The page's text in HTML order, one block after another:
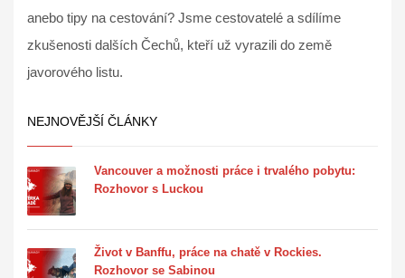
anebo tipy na cestování? Jsme cestovatelé a sdílíme
zkušenosti dalších Čechů, kteří už vyrazili do země
javorového listu.
NEJNOVĚJŠÍ ČLÁNKY
Vancouver a možnosti práce i trvalého pobytu:
Rozhovor s Luckou
Život v Banffu, práce na chatě v Rockies.
Rozhovor se Sabinou